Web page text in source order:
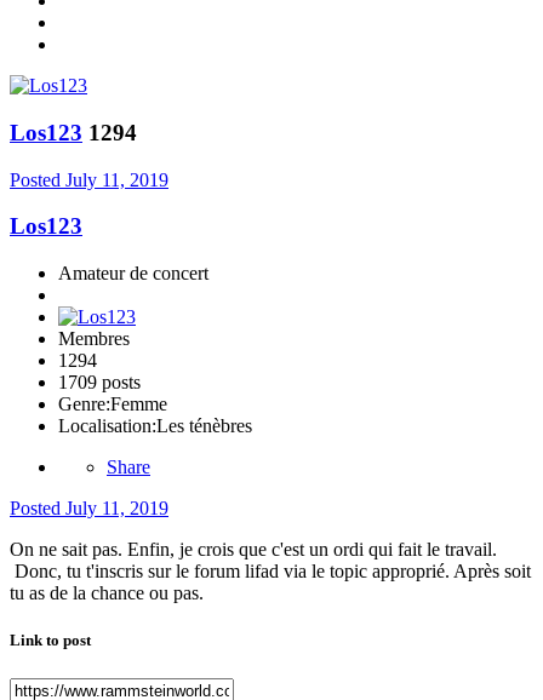
Los123 1294
Posted July 11, 2019
Los123
Amateur de concert
Membres
1294
1709 posts
Genre:Femme
Localisation:Les ténèbres
Share
Posted July 11, 2019
On ne sait pas. Enfin, je crois que c'est un ordi qui fait le travail.
Donc, tu t'inscris sur le forum lifad via le topic approprié. Après soit
tu as de la chance ou pas.
Link to post